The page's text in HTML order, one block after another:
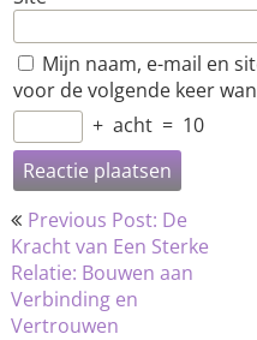
Mijn naam, e-mail en
voor de volgende keer
+ acht = 10
Bericht
navigatie
Previous Post: De
Kracht van Een Sterke
Relatie: Bouwen aan
Verbinding en
Vertrouwen